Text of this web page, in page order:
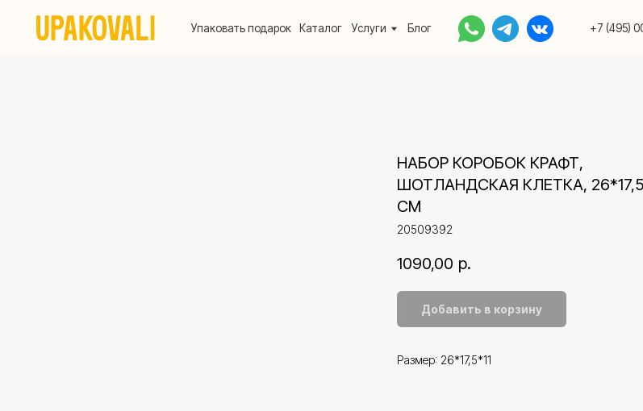
+7 (495) 005-03-13
Упаковать подарок Каталог Услуги Блог
НАБОР КОРОБОК КРАФТ,
ШОТЛАНДСКАЯ КЛЕТКА,
СМ
20509392
1090,00 р.
Добавить в корзину
Размер: 26*17,5*11